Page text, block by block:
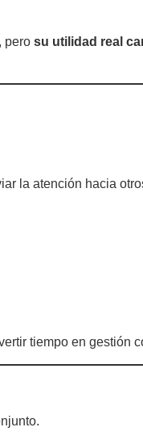
pero su utilidad real
la atención hacia
tiempo en gestión